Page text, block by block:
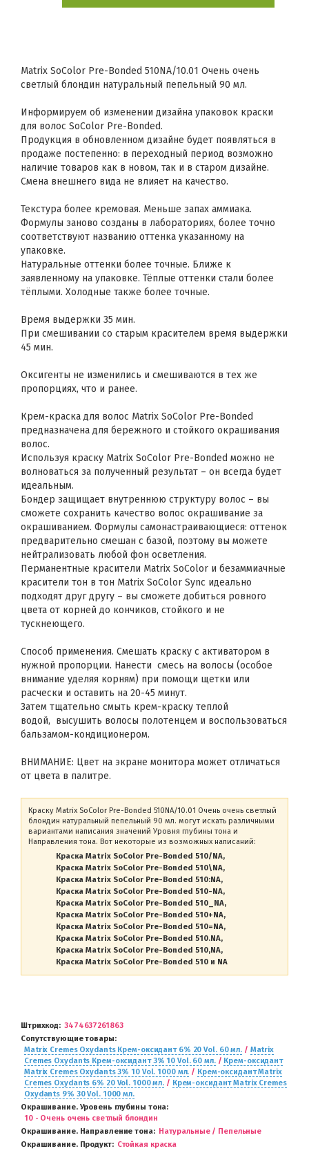
Matrix SoColor Pre-Bonded 510NA/10.01 Очень очень
светлый блондин натуральный пепельный 90 мл.
Информируем об изменении дизайна упаковок краски
для волос SoColor Pre-Bonded.
Продукция в обновленном дизайне будет появляться в
продаже постепенно: в переходный период возможно
наличие товаров как в новом, так и в старом дизайне.
Смена внешнего вида не влияет на качество.
Текстура более кремовая. Меньше запах аммиака.
Формулы заново созданы в лабораториях, более точно
соответствуют названию оттенка указанному на
упаковке.
Натуральные оттенки более точные. Ближе к
заявленному на упаковке. Тёплые оттенки стали более
тёплыми. Холодные также более точные.
Время выдержки 35 мин.
При смешивании со старым красителем время выдержки
45 мин.
Оксигенты не изменились и смешиваются в тех же
пропорциях, что и ранее.
Крем-краска для волос Matrix SoColor Pre-Bonded
предназначена для бережного и стойкого окрашивания
волос.
Используя краску Matrix SoColor Pre-Bonded можно не
волноваться за полученный результат – он всегда будет
идеальным.
Бондер защищает внутреннюю структуру волос – вы
сможете сохранить качество волос окрашивание за
окрашиванием. Формулы самонастраивающиеся: оттенок
предварительно смешан с базой, поэтому вы можете
нейтрализовать любой фон осветления.
Перманентные красители Matrix SoColor и безаммиачные
красители тон в тон Matrix SoColor Sync идеально
подходят друг другу – вы сможете добиться ровного
цвета от корней до кончиков, стойкого и не
тускнеющего.
Способ применения. Смешать краску с активатором в
нужной пропорции. Нанести смесь на волосы (особое
внимание уделяя корням) при помощи щетки или
расчески и оставить на 20-45 минут.
Затем тщательно смыть крем-краску теплой
водой, высушить волосы полотенцем и воспользоваться
бальзамом-кондиционером.
ВНИМАНИЕ: Цвет на экране монитора может отличаться
от цвета в палитре.
Краску Matrix SoColor Pre-Bonded 510NA/10.01 Очень очень светлый
блондин натуральный пепельный 90 мл. могут искать различными
вариантами написания значений Уровня глубины тона и
Направления тона. Вот некоторые из возможных написаний:
Краска Matrix SoColor Pre-Bonded 510/NA
Краска Matrix SoColor Pre-Bonded 510\NA
Краска Matrix SoColor Pre-Bonded 510:NA
Краска Matrix SoColor Pre-Bonded 510-NA
Краска Matrix SoColor Pre-Bonded 510_NA
Краска Matrix SoColor Pre-Bonded 510+NA
Краска Matrix SoColor Pre-Bonded 510=NA
Краска Matrix SoColor Pre-Bonded 510.NA
Краска Matrix SoColor Pre-Bonded 510,NA
Краска Matrix SoColor Pre-Bonded 510 и NA
Штрихкод
3474637261863
Сопутствующие товары
Matrix Cremes Oxydants Крем-оксидант 6% 20 Vol. 60 мл./ Matrix
Cremes Oxydants Крем-оксидант 3% 10 Vol. 60 мл./ Крем-оксидант
Matrix Cremes Oxydants 3% 10 Vol. 1000 мл. / Крем-оксидант Matrix
Cremes Oxydants 6% 20 Vol. 1000 мл. / Крем-оксидант Matrix Cremes
Oxydants 9% 30 Vol. 1000 мл.
Окрашивание. Уровень глубины тона
10 - Очень очень светлый блондин
Окрашивание. Направление тона
Натуральные / Пепельные
Окрашивание. Продукт
Стойкая краска